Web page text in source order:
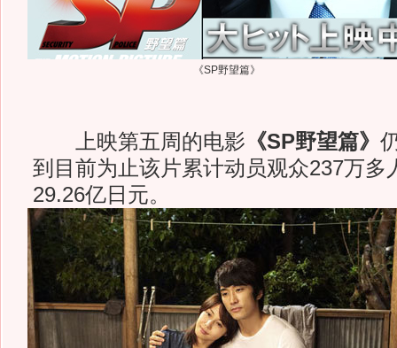
《SP野望篇》
上映第五周的电影 《SP野望篇》
到目前为止该片累计动员观众237万多
29.26亿日元。